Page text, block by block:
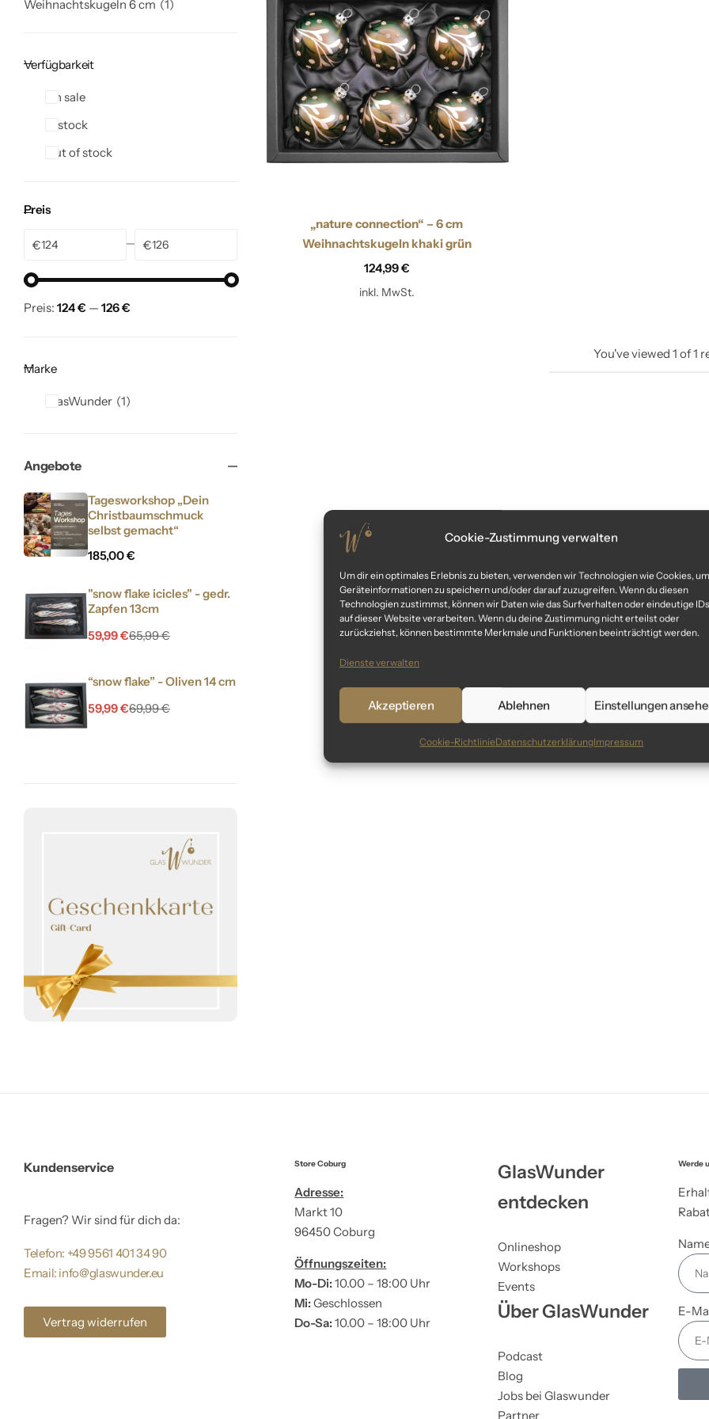
Cookie-Zustimmung verwalten
Um dir ein optimales Erlebnis zu bieten, verwenden wir Technologien wie Cookies, um
Geräteinformationen zu speichern und/oder darauf zuzugreifen. Wenn du diesen
Technologien zustimmst, können wir Daten wie das Surfverhalten oder eindeutige IDs
auf dieser Website verarbeiten. Wenn du deine Zustimmung nicht erteilst oder
zurückziehst, können bestimmte Merkmale und Funktionen beeinträchtigt werden.
Dienste verwalten
Akzeptieren Ablehnen Einstellungen
Cookie-RichtlinieDatenschutzerklärungImpressum
„nature connection“ – 6 cm
Weihnachtskugeln khaki grün
124,99€
inkl. MwSt.
You've viewed 1 of1
Weihnachtskugeln 6 cm
1
Verfügbarkeit
On sale
In stock
Out of stock
Preis
€ €
Preis: 124 € — 126 €
Marke
GlasWunder 1
Angebote
Tagesworkshop „Dein
Christbaumschmuck
selbst gemacht“
185,00€
"snow flake icicles" - gedr.
Zapfen 13cm
65,99€
59,99€
“snow flake” - Oliven 14 cm
69,99€
59,99€
Kundenservice
Fragen? Wir sind für dich da:
Telefon: +49 9561 401 34 90
Email: info@glaswunder.eu
Vertrag widerrufen
Store Coburg
Adresse:
Markt 10
96450 Coburg
Öffnungszeiten:
Mo-Di:10.00 – 18:00 Uhr
Mi:Geschlossen
Do-Sa:10.00 – 18:00 Uhr
GlasWunder
entdecken
Onlineshop
Workshops
Events
Über GlasWunder
Podcast
Blog
Jobs bei Glaswunder
Partner
Werde
E-
Zapfen